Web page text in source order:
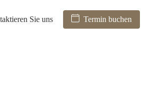
Sie uns Termin buchen